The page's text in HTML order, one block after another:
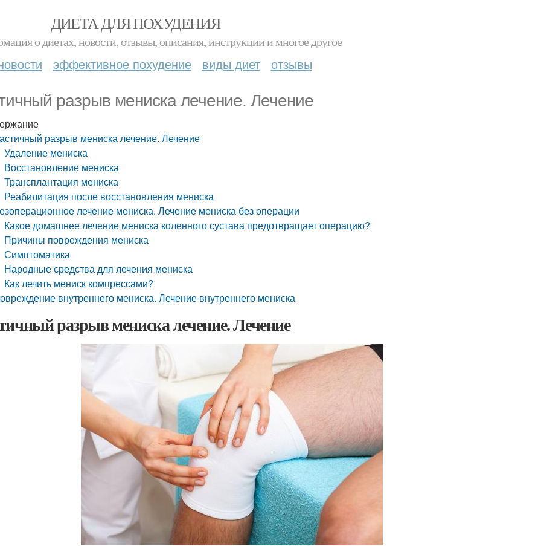
ДИЕТА ДЛЯ ПОХУДЕНИЯ
о диетах, новости, отзывы, описания, инструкции и многое другое
эффективное похудение виды диет отзывы
разрыв мениска лечение. Лечение
разрыв мениска лечение. Лечение
Удаление мениска
Восстановление мениска
Трансплантация мениска
Реабилитация после восстановления мениска
лечение мениска. Лечение мениска без операции
Какое домашнее лечение мениска коленного сустава предотвращает операцию?
Причины повреждения мениска
Симптоматика
Народные средства для лечения мениска
Как лечить мениск компрессами?
внутреннего мениска. Лечение внутреннего мениска
разрыв мениска лечение. Лечение